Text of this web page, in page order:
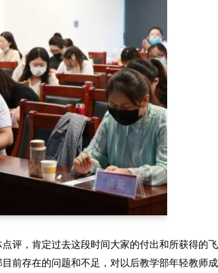
评，肯定过去这段时间大家的付出和所获得的
前存在的问题和不足，对以后教学部年轻教师